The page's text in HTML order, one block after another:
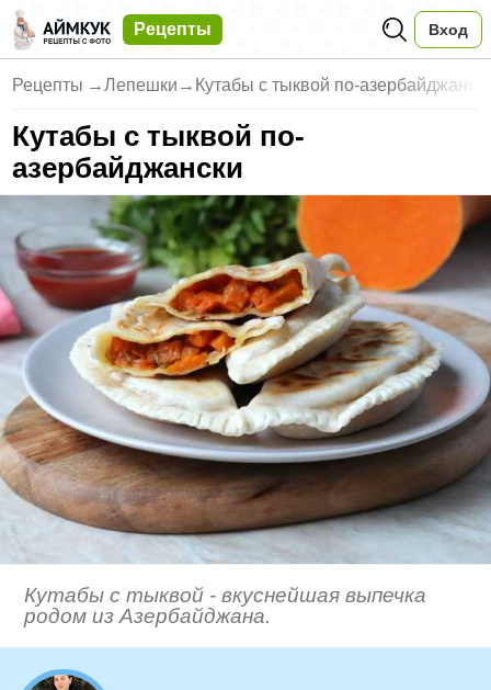
Рецепты Вход
Рецепты →Лепешки → Кутабы с тыквой по-
Кутабы с тыквой по-
азербайджански
Кутабы с тыквой - вкуснейшая выпечка
родом из Азербайджана.